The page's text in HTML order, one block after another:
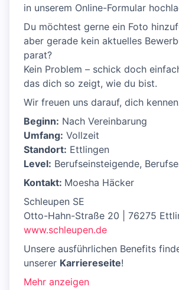
in unserem Online-Formular
Du möchtest gerne ein Foto
aber gerade kein aktuelles
parat?
Kein Problem – schick doch
das dich so zeigt, wie du bist.
Wir freuen uns darauf, dich
Beginn: Nach Vereinbarung
Umfang: Vollzeit
Standort: Ettlingen
Level: Berufseinsteigende,
Kontakt: Moesha Häcker
Schleupen SE
Otto-Hahn-Straße 20 | 76275
www.schleupen.de
Unsere ausführlichen Benefits
unserer Karriereseite!
Mehr anzeigen